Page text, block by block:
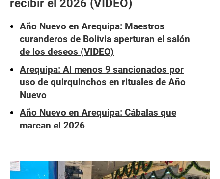
recibir el 2026 (VIDEO)
Año Nuevo en Arequipa: Maestros
curanderos de Bolivia aperturan el salón
de los deseos (VIDEO)
Arequipa: Al menos 9 sancionados por
uso de quirquinchos en rituales de Año
Nuevo
Año Nuevo en Arequipa: Cábalas que
marcan el 2026